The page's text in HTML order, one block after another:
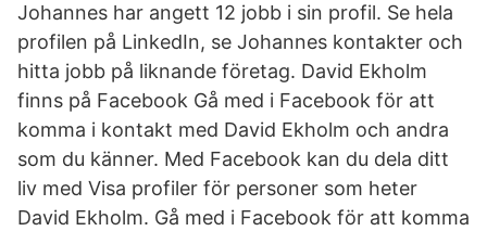
Johannes har angett 12 jobb i sin profil. Se hela
profilen på LinkedIn, se Johannes kontakter och
hitta jobb på liknande företag. David Ekholm
finns på Facebook Gå med i Facebook för att
komma i kontakt med David Ekholm och andra
som du känner. Med Facebook kan du dela ditt
liv med Visa profiler för personer som heter
David Ekholm. Gå med i Facebook för att komma